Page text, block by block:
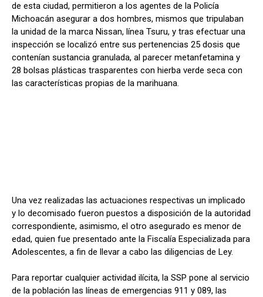
de esta ciudad, permitieron a los agentes de la Policía
Michoacán asegurar a dos hombres, mismos que tripulaban
la unidad de la marca Nissan, línea Tsuru, y tras efectuar una
inspección se localizó entre sus pertenencias 25 dosis que
contenían sustancia granulada, al parecer metanfetamina y
28 bolsas plásticas trasparentes con hierba verde seca con
las características propias de la marihuana.
Una vez realizadas las actuaciones respectivas un implicado
y lo decomisado fueron puestos a disposición de la autoridad
correspondiente, asimismo, el otro asegurado es menor de
edad, quien fue presentado ante la Fiscalía Especializada para
Adolescentes, a fin de llevar a cabo las diligencias de Ley.
Para reportar cualquier actividad ilícita, la SSP pone al servicio
de la población las líneas de emergencias 911 y 089, las